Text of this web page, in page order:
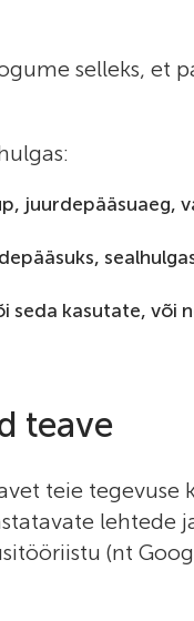
selleks, et
juurdepääsuaeg,
kasutate, või
teave
teie tegevuse
lehtede
(nt